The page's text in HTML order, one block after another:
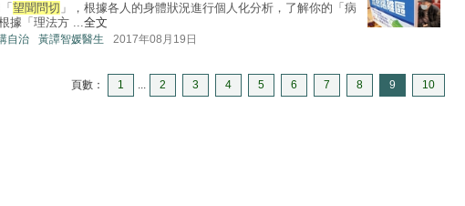
望聞問切 」，根據各人的身體狀況進行個人化分析，了解你的「病
據「理法方 ...全文
自治 黃譚智媛醫生 2017年08月19日
頁數： 1 ... 2 3 4 5 6 7 8 9 10